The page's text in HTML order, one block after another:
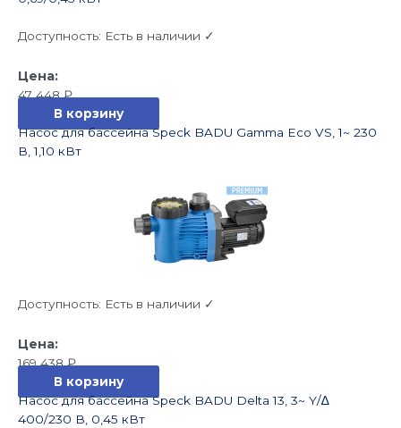
Доступность: Есть в наличии ✓
47 448₽
В корзину
Насос для бассейна Speck BADU Gamma Eco VS, 1~ 230
В, 1,10 кВт
Доступность: Есть в наличии ✓
169 438₽
В корзину
Насос для бассейна Speck BADU Delta 13, 3~ Y/∆
400/230 В, 0,45 кВт